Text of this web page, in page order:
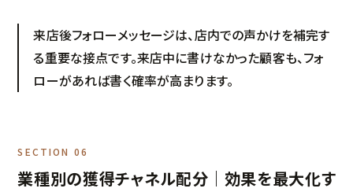
来店後フォローメッセージは、店内での声かけを補完す
る重要な接点です。来店中に書けなかった顧客も、フォ
ローがあれば書く確率が高まります。
SECTION 06
業種別の獲得チャネル配分｜効果を最大化す